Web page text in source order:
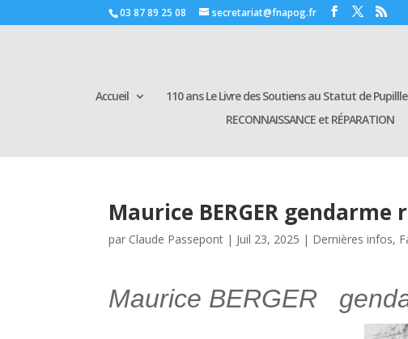
03 87 89 25 08 secretariat@fnapog.fr
Accueil 110 ans Le Livre des Soutiens au Statut de
RECONNAISSANCE et RÉPARATION
Maurice BERGER gendarme
par Claude Passepont | Juil 23, 2025 | Dernières infos,
Maurice BERGER